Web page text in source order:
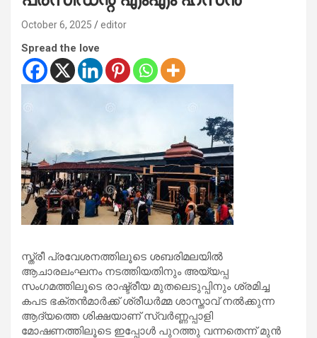
October 6, 2025 editor
Spread the love
സ്ത്രീ പ്രവേശനത്തിലൂടെ ശബരിമലയില്‍
ആചാരലംഘനം നടത്തിയതിനും അയ്യപ്പ
സംഗമത്തിലൂടെ രാഷ്ട്രീയ മുതലെടുപ്പിനും ശ്രമിച്ച
കപട ഭക്തന്‍മാര്‍ക്ക് ശ്രീധര്‍മ്മ ശാസ്താവ് നല്‍ക്കുന്ന
ആദ്യത്തെ ശിക്ഷയാണ് സ്വര്‍ണ്ണപ്പാളി
മോഷണത്തിലൂടെ ഇപ്പോള്‍ പുറത്തു വന്നതെന്ന് മുന്‍